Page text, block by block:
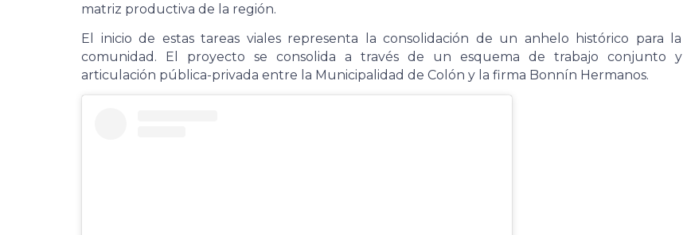
matriz productiva de la región.
El inicio de estas tareas viales representa la consolidación de un anhelo histórico para la
comunidad. El proyecto se consolida a través de un esquema de trabajo conjunto y
articulación pública-privada entre la Municipalidad de Colón y la firma Bonnín Hermanos.